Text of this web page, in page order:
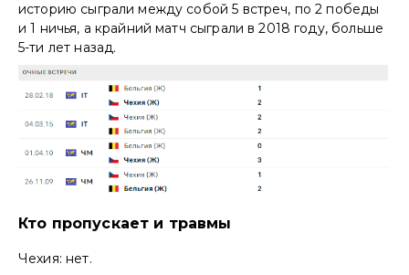
историю сыграли между собой 5 встреч, по 2 победы
и 1 ничья, а крайний матч сыграли в 2018 году, больше
5-ти лет назад.
Кто пропускает и травмы
Чехия: нет.